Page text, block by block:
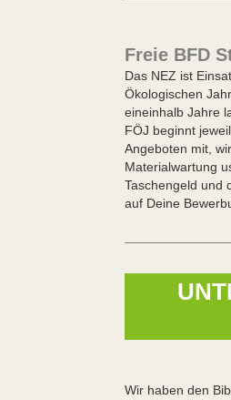
Freie BFD
Das NEZ ist
Ökologischen
eineinhalb Jahre
FÖJ beginnt
Angeboten mit,
Materialwartung
Taschengeld und
auf Deine
Wir haben den